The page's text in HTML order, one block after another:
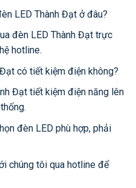
LED Thành Đạt ở đâu?
đèn LED Thành Đạt trực
hotline.
có tiết kiệm điện không?
Đạt tiết kiệm điện năng lên
đèn LED phù hợp, phải
chúng tôi qua hotline để